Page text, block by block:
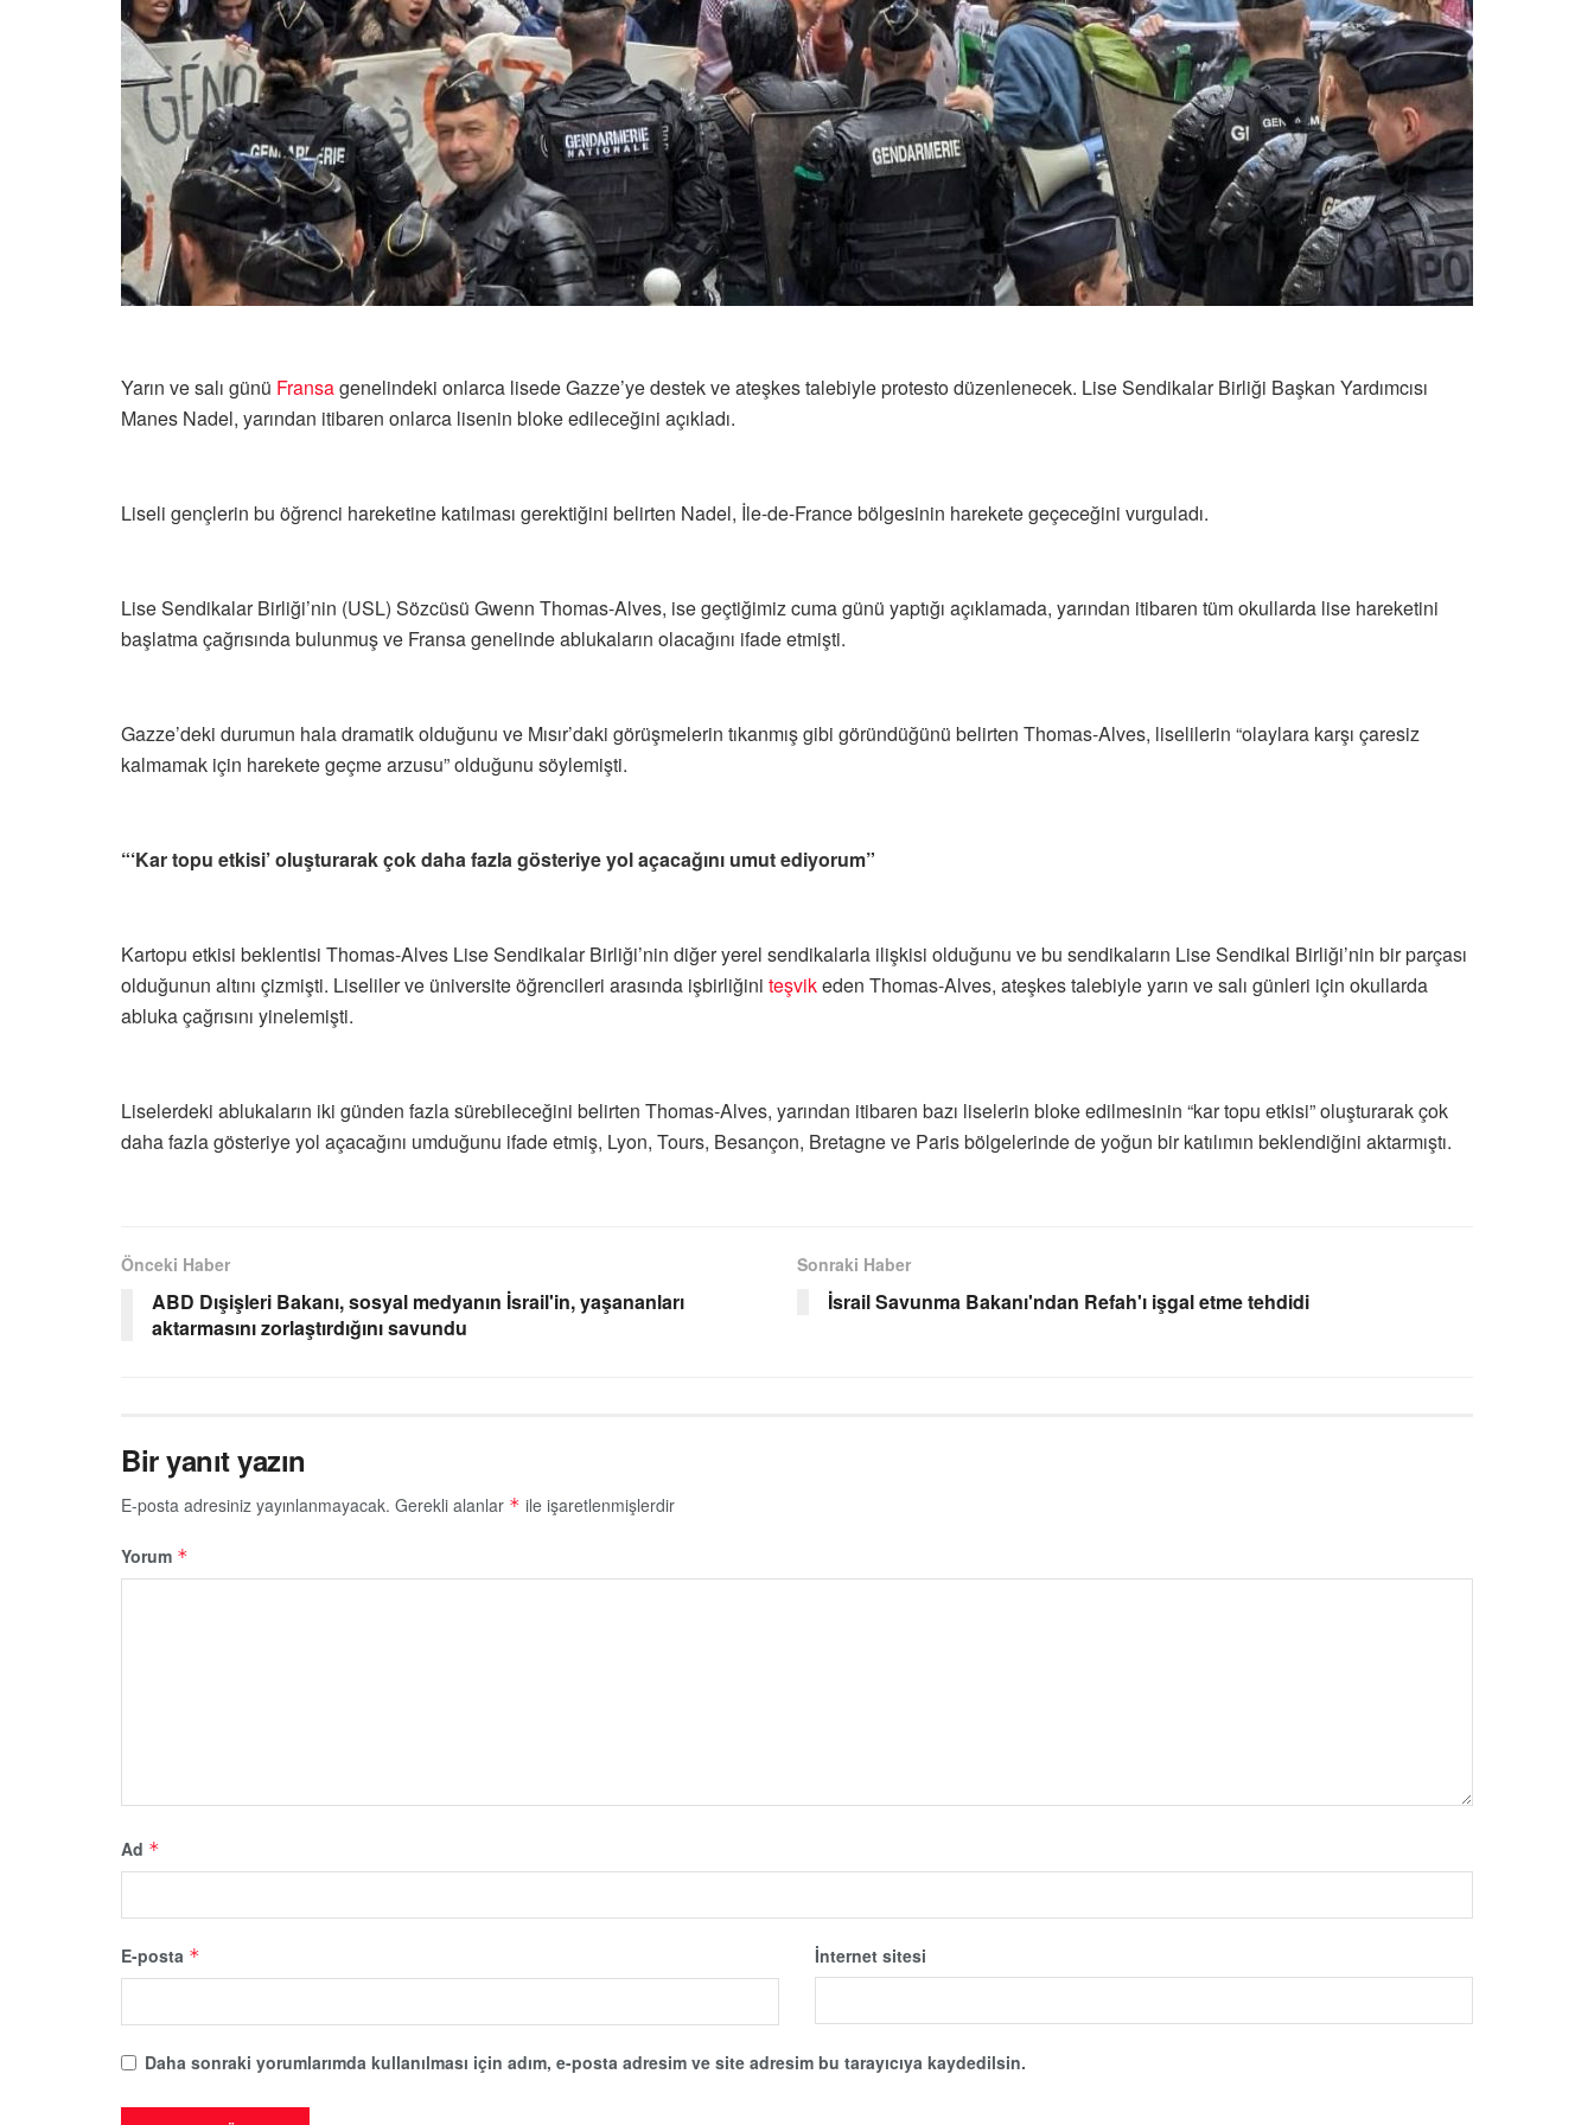
Yarın ve salı günü Fransagenelindeki onlarca lisede Gazze’ye destek ve ateşkes talebiyle protesto düzenlenecek. Lise Sendikalar Birliği Başkan Yardımcısı
Manes Nadel, yarından itibaren onlarca lisenin bloke edileceğini açıkladı.
Liseli gençlerin bu öğrenci hareketine katılması gerektiğini belirten Nadel, İle-de-France bölgesinin harekete geçeceğini vurguladı.
Lise Sendikalar Birliği’nin (USL) Sözcüsü Gwenn Thomas-Alves, ise geçtiğimiz cuma günü yaptığı açıklamada, yarından itibaren tüm okullarda lise hareketini
başlatma çağrısında bulunmuş ve Fransa genelinde ablukaların olacağını ifade etmişti.
Gazze’deki durumun hala dramatik olduğunu ve Mısır’daki görüşmelerin tıkanmış gibi göründüğünü belirten Thomas-Alves, liselilerin “olaylara karşı çaresiz
kalmamak için harekete geçme arzusu” olduğunu söylemişti.
“‘Kar topu etkisi’ oluşturarak çok daha fazla gösteriye yol açacağını umut ediyorum”
Kartopu etkisi beklentisi Thomas-Alves Lise Sendikalar Birliği’nin diğer yerel sendikalarla ilişkisi olduğunu ve bu sendikaların Lise Sendikal Birliği’nin bir parçası
olduğunun altını çizmişti. Liseliler ve üniversite öğrencileri arasında işbirliğini teşvikeden Thomas-Alves, ateşkes talebiyle yarın ve salı günleri için okullarda
abluka çağrısını yinelemişti.
Liselerdeki ablukaların iki günden fazla sürebileceğini belirten Thomas-Alves, yarından itibaren bazı liselerin bloke edilmesinin “kar topu etkisi” oluşturarak çok
daha fazla gösteriye yol açacağını umduğunu ifade etmiş, Lyon, Tours, Besançon, Bretagne ve Paris bölgelerinde de yoğun bir katılımın beklendiğini aktarmıştı.
Önceki Haber
ABD Dışişleri Bakanı, sosyal medyanın İsrail'in, yaşananları
aktarmasını zorlaştırdığını savundu
Sonraki Haber
İsrail Savunma Bakanı'ndan Refah'ı işgal etme tehdidi
Bir yanıt yazın
E-posta adresiniz yayınlanmayacak. Gerekli alanlar * ile işaretlenmişlerdir
Yorum *
Ad *
E-posta * İnternet sitesi
Daha sonraki yorumlarımda kullanılması için adım, e-posta adresim ve site adresim bu tarayıcıya kaydedilsin.